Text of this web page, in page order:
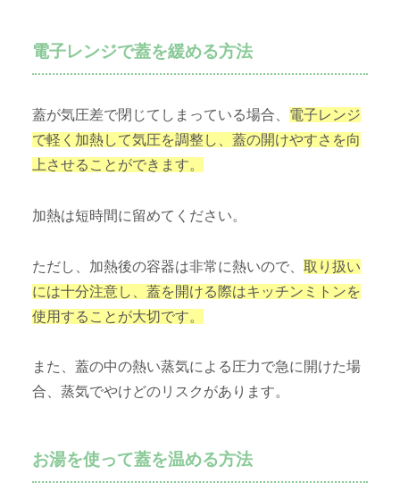
電子レンジで蓋を緩める方法
蓋が気圧差で閉じてしまっている場合、 電子レンジ
で軽く加熱して気圧を調整し、蓋の開けやすさを向
上させることができます。
加熱は短時間に留めてください。
ただし、加熱後の容器は非常に熱いので、 取り扱い
には十分注意し、蓋を開ける際はキッチンミトンを
使用することが大切です。
また、蓋の中の熱い蒸気による圧力で急に開けた場
合、蒸気でやけどのリスクがあります。
お湯を使って蓋を温める方法